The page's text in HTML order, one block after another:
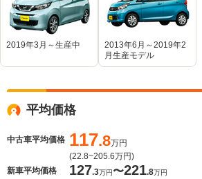
2019年3月～生産中
2013年6月～2019年2
月生産モデル
平均価格
中古車平均価格 117.8万円
(22.8~205.6万円)
新車平均価格
127.3万円 〜221.8万円